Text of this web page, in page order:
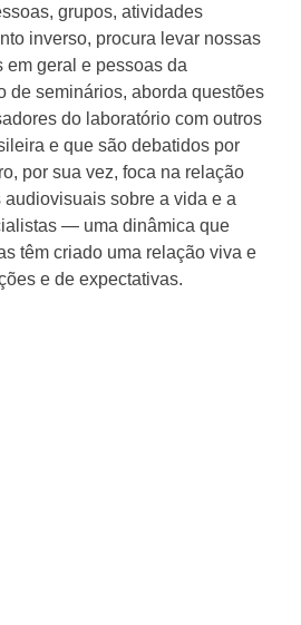
grupos, atividades
inverso, procura levar nossas
geral e pessoas da
de seminários, aborda questões
do laboratório com outros
e que são debatidos por
por sua vez, foca na relação
sobre a vida e a
— uma dinâmica que
têm criado uma relação viva e
e de expectativas.